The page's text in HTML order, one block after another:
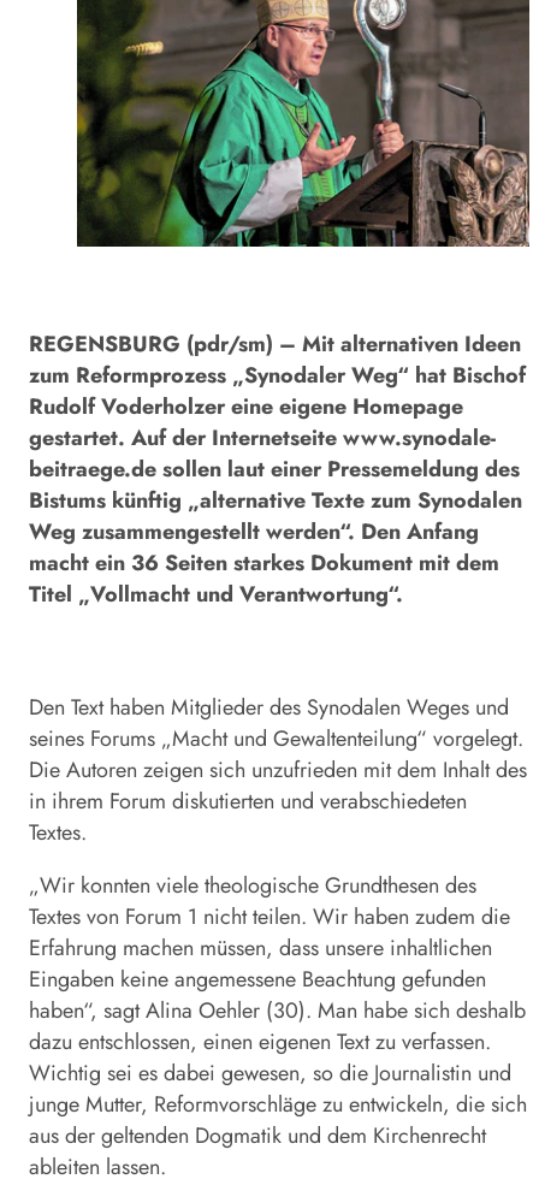
REGENSBURG (pdr/sm) – Mit alternativen Ideen
zum Reformprozess „Synodaler Weg“ hat Bischof
Rudolf Voderholzer eine eigene Homepage
gestartet. Auf der Internetseitewww.synodale-
beitraege.desollen laut einer Pressemeldung des
Bistums künftig „alternative Texte zum Synodalen
Weg zusammengestellt werden“. Den Anfang
macht ein 36 Seiten starkes Dokument mit dem
Titel „Vollmacht und Verantwortung“.
Den Text haben Mitglieder des Synodalen Weges und
seines Forums „Macht und Gewaltenteilung“ vorgelegt.
Die Autoren zeigen sich unzufrieden mit dem Inhalt des
in ihrem Forum diskutierten und verabschiedeten
Textes.
„Wir konnten viele theologische Grundthesen des
Textes von Forum 1 nicht teilen. Wir haben zudem die
Erfahrung machen müssen, dass unsere inhaltlichen
Eingaben keine angemessene Beachtung gefunden
haben“, sagt Alina Oehler (30). Man habe sich deshalb
dazu entschlossen, einen eigenen Text zu verfassen.
Wichtig sei es dabei gewesen, so die Journalistin und
junge Mutter, Reformvorschläge zu entwickeln, die sich
aus der geltenden Dogmatik und dem Kirchenrecht
ableiten lassen.